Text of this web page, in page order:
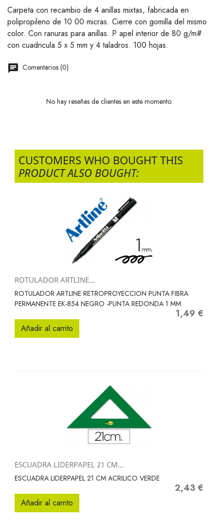
Carpeta con recambio de 4 anillas mixtas, fabricada en
polipropileno de 10 00 micras. Cierre con gomilla del mismo
color. Con ranuras para anillas. P apel interior de 80 g/m#
con cuadricula 5 x 5 mm y 4 taladros. 100 hojas.
Comentarios (0)
No hay reseñas de clientes en este momento.
CUSTOMERS WHO BOUGHT THIS
PRODUCT ALSO BOUGHT:
ROTULADOR ARTLINE...
ROTULADOR ARTLINE RETROPROYECCION PUNTA FIBRA
PERMANENTE EK-854 NEGRO -PUNTA REDONDA 1 MM
Precio
1,49 €
Añadir al carrito
ESCUADRA LIDERPAPEL 21 CM...
ESCUADRA LIDERPAPEL 21 CM ACRILICO VERDE
Precio
2,43 €
Añadir al carrito